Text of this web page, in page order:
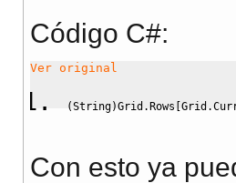
Código C#:
Ver original
(String)Grid.Rows [Grid.
Con esto ya